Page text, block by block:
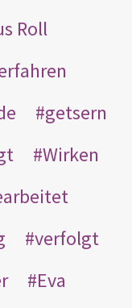
Roll
getsern
Wirken
verfolgt
Eva